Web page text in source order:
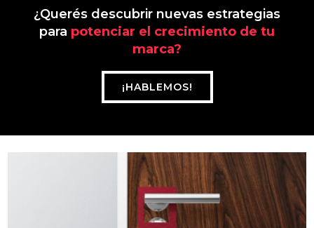
¿Querés descubrir nuevas estrategias
para potenciar el crecimiento de tu
marca?
¡HABLEMOS!